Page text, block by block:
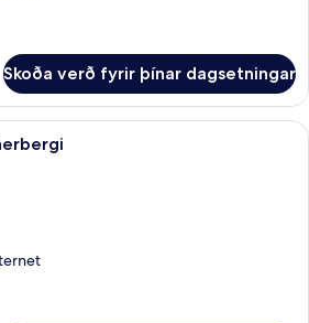
Skoða verð fyrir þínar dagsetningar
Eins manns Standard-herbergi |